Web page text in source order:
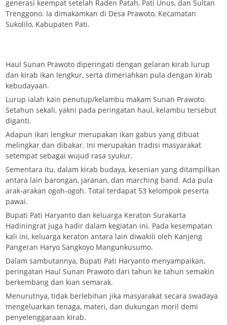
generasi keempat setelah Raden Patah, Pati Unus, dan Sultan
Trenggono. Ia dimakamkan di Desa Prawoto, Kecamatan
Sukolilo, Kabupaten Pati.
Haul Sunan Prawoto diperingati dengan gelaran kirab lurup
dan kirab ikan lengkur, serta dimeriahkan pula dengan kirab
kebudayaan.
Lurup ialah kain penutup/kelambu makam Sunan Prawoto.
Setahun sekali, yakni pada peringatan haul, kelambu tersebut
diganti.
Adapun ikan lengkur merupakan ikan gabus yang dibuat
melingkar dan dibakar. Ini merupakan tradisi masyarakat
setempat sebagai wujud rasa syukur.
Sementara itu, dalam kirab budaya, kesenian yang ditampilkan
antara lain barongan, jaranan, dan marching band. Ada pula
arak-arakan ogoh-ogoh. Total terdapat 53 kelompok peserta
pawai.
Bupati Pati Haryanto dan keluarga Keraton Surakarta
Hadiningrat juga hadir dalam kegiatan ini. Pada kesempatan
kali ini, keluarga keraton antara lain diwakili oleh Kanjeng
Pangeran Haryo Sangkoyo Mangunkusumo.
Dalam sambutannya, Bupati Pati Haryanto menyampaikan,
peringatan Haul Sunan Prawoto dari tahun ke tahun semakin
berkembang dan kian semarak.
Menurutnya, tidak berlebihan jika masyarakat secara swadaya
mengeluarkan tenaga, materi, dan dukungan moril demi
penyelenggaraan kirab.